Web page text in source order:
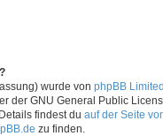
wurde von phpBB
der GNU General Public
findest du auf der Seite
zu finden.